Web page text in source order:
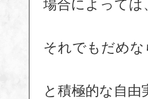
場合によっては
それでもだめ
と積極的な自